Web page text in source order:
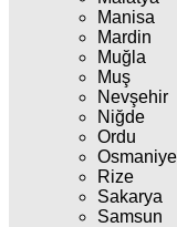
Manisa
Mardin
Muğla
Muş
Nevşehir
Niğde
Ordu
Osmaniye
Rize
Sakarya
Samsun